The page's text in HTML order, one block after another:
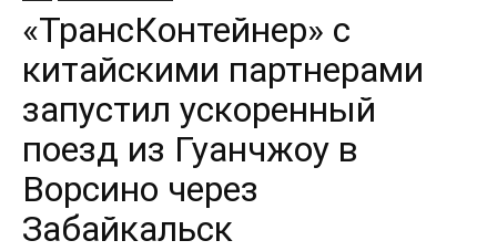
«ТрансКонтейнер» с
китайскими партнерами
запустил ускоренный
поезд из Гуанчжоу в
Ворсино через
Забайкальск